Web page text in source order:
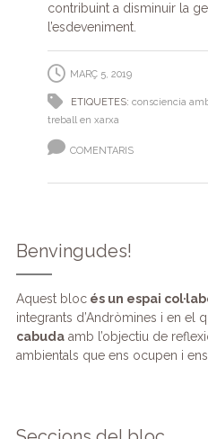
contribuint a disminuir la
l’esdeveniment.
MARÇ 5, 2019
ETIQUETES: consciencia
treball en xarxa
COMENTARIS
Benvingudes!
Aquest blocés un espai
integrants d’Andròmines i en el
cabudaamb l’objectiu de
ambientals que ens ocupen i